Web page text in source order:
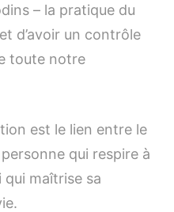
– la pratique du
d’avoir un contrôle
toute notre
est le lien entre le
qui respire à
maîtrise sa